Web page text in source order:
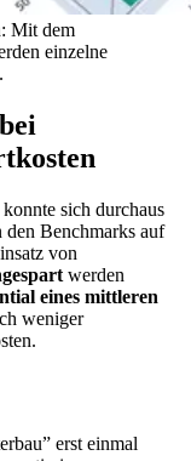
Mit dem
einzelne
sich durchaus
den Benchmarks auf
von
werden
eines mittleren
weniger
erst einmal